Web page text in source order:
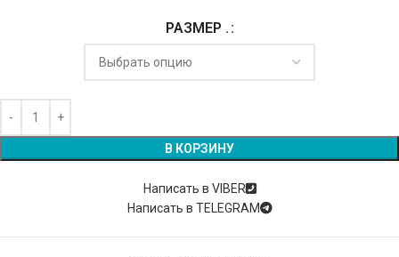
РАЗМЕР .
В КОРЗИНУ
Alternative:
Написать в VIBER
Написать в TELEGRAM